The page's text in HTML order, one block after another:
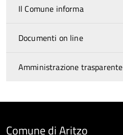
Il Comune informa
Documenti on line
Amministrazione trasparente
Comune di Aritzo